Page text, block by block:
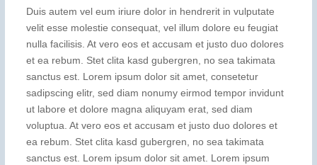
Duis autem vel eum iriure dolor in hendrerit in vulputate
velit esse molestie consequat, vel illum dolore eu feugiat
nulla facilisis. At vero eos et accusam et justo duo dolores
et ea rebum. Stet clita kasd gubergren, no sea takimata
sanctus est. Lorem ipsum dolor sit amet, consetetur
sadipscing elitr, sed diam nonumy eirmod tempor invidunt
ut labore et dolore magna aliquyam erat, sed diam
voluptua. At vero eos et accusam et justo duo dolores et
ea rebum. Stet clita kasd gubergren, no sea takimata
sanctus est. Lorem ipsum dolor sit amet. Lorem ipsum